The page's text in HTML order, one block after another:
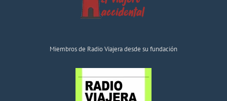
Miembros de Radio Viajera desde su fundación